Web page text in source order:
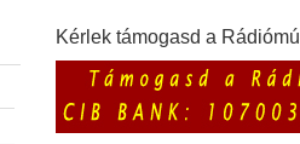
Kérlek támogasd a